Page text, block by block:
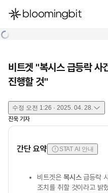
한국어
비트겟 "복시스 급등락 사
진행할 것"
수정 오전 1:26 · 2025. 04. 28.
진욱 기자
간단 요약 STAT AI 안내
비트겟은 복시스급등락
조치를 취할 것이라고 밝